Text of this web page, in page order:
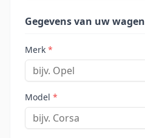
Gegevens van uw wagen
Merk *
Model *